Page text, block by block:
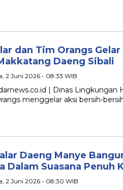
dan Tim Orangs
Daeng Sibali
2 Juni 2026 - 08:33 WIB
| Dinas
menggelar aksi bersih-
Daeng Manye
Dalam Suasana Penuh
2 Juni 2026 - 08:30 WIB